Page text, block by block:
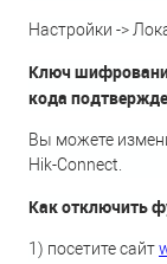
Настройки ->
Ключ
кода
Вы можете
Hik-Connect.
Как отключить
1) посетите сайт